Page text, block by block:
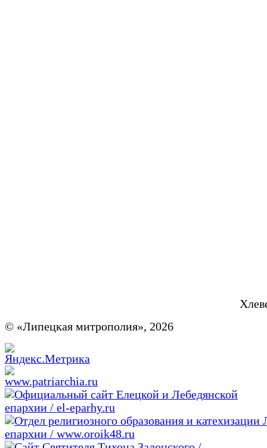
© «Липецкая митрополия», 2026